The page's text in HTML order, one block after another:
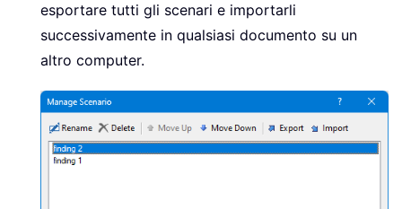
esportare tutti gli scenari e importarli
successivamente in qualsiasi documento su un
altro computer.